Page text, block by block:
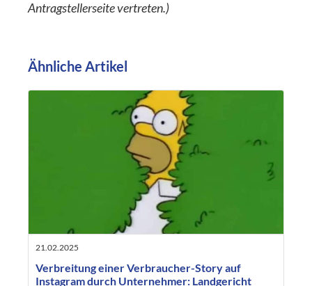
Antragstellerseite vertreten.)
Ähnliche Artikel
21.02.2025
Verbreitung einer Verbraucher-Story auf
Instagram durch Unternehmer: Landgericht